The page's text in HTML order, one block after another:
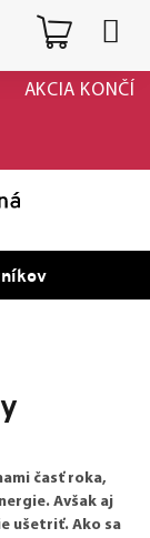
AKCIA KONČÍ
časť roka,
Avšak aj
ušetriť. Ako sa